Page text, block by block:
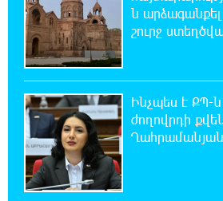
Ճապոնական
ցուցահանդեսը
օգոստոսի 30-ը
19:55:28 8-08-2026
Որոնվում է
վարույթի
19:37:10 8-08-2026
Փաշինյանն ու Թրամփը
են ունեցել
ն արձագանքել
շուրջ
Ինչպես է ՔՊ-
ժողովրդի
Ղահրամանյան